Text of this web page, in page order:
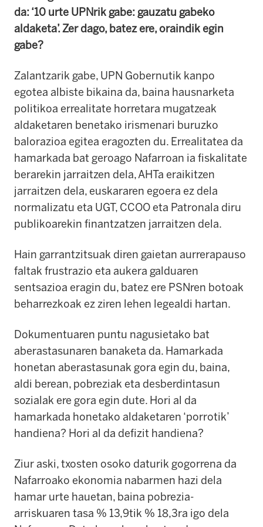
da:‘10 urte UPNrik gabe: gauzatu gabeko
aldaketa’.Zer dago, batez ere, oraindik egin
gabe?
Zalantzarik gabe, UPN Gobernutik kanpo
egotea albiste bikaina da, baina hausnarketa
politikoa errealitate horretara mugatzeak
aldaketaren benetako irismenari buruzko
balorazioa egitea eragozten du. Errealitatea da
hamarkada bat geroago Nafarroan ia fiskalitate
berarekin jarraitzen dela, AHTa eraikitzen
jarraitzen dela, euskararen egoera ez dela
normalizatu eta UGT, CCOO eta Patronala diru
publikoarekin finantzatzen jarraitzen dela.
Hain garrantzitsuak diren gaietan aurrerapauso
faltak frustrazio eta aukera galduaren
sentsazioa eragin du, batez ere PSNren botoak
beharrezkoak ez ziren lehen legealdi hartan.
Dokumentuaren puntu nagusietako bat
aberastasunaren banaketa da. Hamarkada
honetan aberastasunak gora egin du, baina,
aldi berean, pobreziak eta desberdintasun
sozialak ere gora egin dute. Hori al da
hamarkada honetako aldaketaren ‘porrotik’
handiena? Hori al da defizit handiena?
Ziur aski, txosten osoko daturik gogorrena da
Nafarroako ekonomia nabarmen hazi dela
hamar urte hauetan, baina pobrezia-
arriskuaren tasa % 13,9tik % 18,3ra igo dela